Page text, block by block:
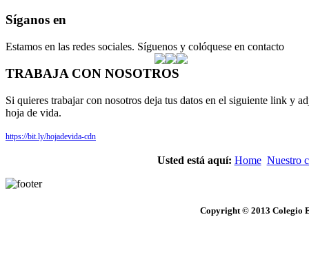
Síganos en
Estamos en las redes sociales. Síguenos y colóquese en contacto
TRABAJA CON NOSOTROS
Si quieres trabajar con nosotros deja tus datos en el siguiente link y
hoja de vida.
https://bit.ly/hojadevida-cdn
Usted está aquí: Home Nuestro
Copyright © 2013 Colegio